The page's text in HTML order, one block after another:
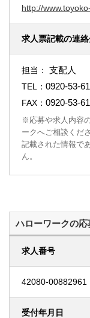
http://
求人票記載の連
担当： 支配人
TEL： 0920-53-
FAX： 0920-53-
※応募や求人内容
ークへご相談くだ
記載された情報で
ん。
ハローワークの応
求人番号
42080-00882961
受付年月日